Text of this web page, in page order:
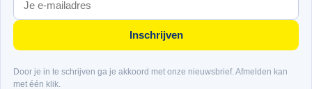
Inschrijven
Door je in te schrijven ga je akkoord met onze nieuwsbrief. Afmelden kan
met één klik.